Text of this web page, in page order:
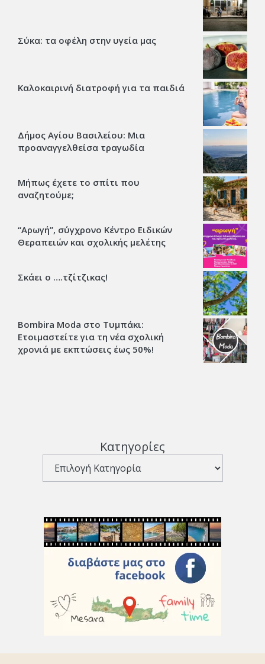
Σύκα: τα οφέλη στην υγεία μας
Καλοκαιρινή διατροφή για τα παιδιά
Δήμος Αγίου Βασιλείου: Μια
προαναγγελθείσα τραγωδία
Μήπως έχετε το σπίτι που
αναζητούμε;
“Αρωγή”, σύγχρονο Κέντρο Ειδικών
Θεραπειών και σχολικής μελέτης
Σκάει ο ….τζίτζικας!
Bombira Moda στο Τυμπάκι:
Ετοιμαστείτε για τη νέα σχολική
χρονιά με εκπτώσεις έως 50%!
Κατηγορίες